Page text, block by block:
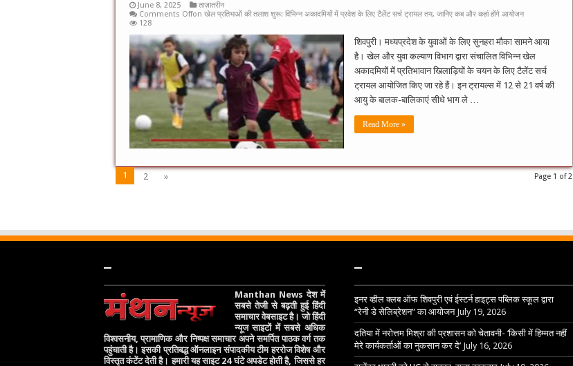
June 8, 2025
ताज़ातरीन
Comments Offon खेल प्रतिभाओं की तलाश शुरू: विभिन्न अकादमियों में प्रवेश के लिए टैलेंट सर्च ट्रायल तय, जानिए कब और कहां होंगे आयोजन
128
शिवपुरी। मध्यप्रदेश के युवाओं के लिए सुनहरा मौका सामने आया
है। खेल और युवा कल्याण विभाग द्वारा संचालित विभिन्न खेल
अकादमियों में प्रतिभावान खिलाड़ियों के चयन के लिए टैलेंट सर्च
ट्रायल आयोजित किए जा रहे हैं। इन ट्रायल्स में 12 से 21 वर्ष की
आयु के बालक-बालिकाएं सीधे भाग ले …
Read More »
Page 1 of 2
1 2 »
–
Manthan News देश में
सबसे तेजी से बढ़ती हुई हिंदी
समाचार वेबसाइट है। जो हिंदी
न्यूज साइटों में सबसे अधिक
विश्वसनीय, प्रामाणिक और निष्पक्ष समाचार अपने समर्पित पाठक वर्ग तक
पहुंचाती है। इसकी प्रतिबद्ध ऑनलाइन संपादकीय टीम हररोज विशेष और
विस्तृत कंटेंट देती है। हमारी यह साइट 24 घंटे अपडेट होती है, जिससे हर
–
इनर व्हील क्लब ऑफ शिवपुरी एवं ईस्टर्न हाइट्स पब्लिक स्कूल द्वारा
“रेनी डे सेलिब्रेशन” का आयोजन July 19, 2026
दतिया में नरोत्तम मिश्रा की प्रशासन को चेतावनी- ‘किसी में हिम्मत नहीं
मेरे कार्यकर्ताओं का नुकसान कर दे’ July 16, 2026